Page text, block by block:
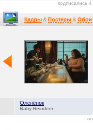
подписались 4
Кадры & Постеры & Обои
Оленёнок
Baby Reindeer